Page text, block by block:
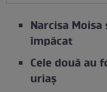
Narcisa
împăcat
Cele două au
uriaș